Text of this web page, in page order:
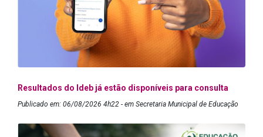
Resultados do Ideb já estão disponíveis para consulta
Publicado em: 06/08/2026 4h22 - em Secretaria Municipal de Educação